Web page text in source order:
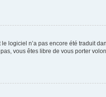
logiciel n’a pas encore été traduit
vous êtes libre de vous porter